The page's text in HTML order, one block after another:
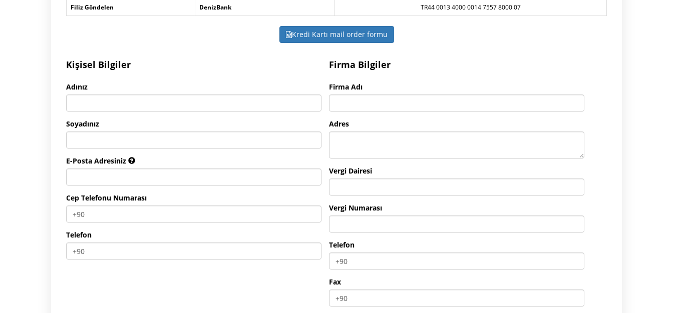
Filiz Göndelen
DenizBank TR44 0013 4000 0014 7557 8000 07
Kredi Kartı mail order formu
Kişisel Bilgiler
Adınız
Soyadınız
E-Posta Adresiniz
Cep Telefonu Numarası
Telefon
Firma Bilgiler
Firma Adı
Adres
Vergi Dairesi
Vergi Numarası
Telefon
Fax